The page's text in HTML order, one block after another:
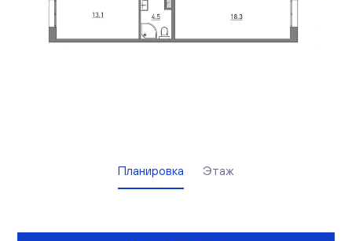
Вакансии
Офисы продаж
Контакты
Планировка Этаж